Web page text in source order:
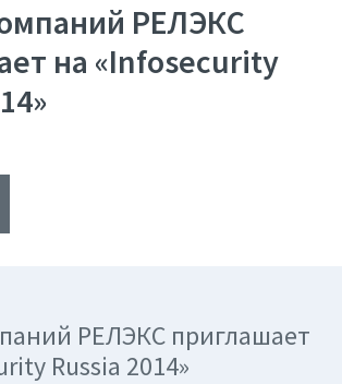
РЕЛЭКС
на «Infosecurity
РЕЛЭКС приглашает
Russia 2014»